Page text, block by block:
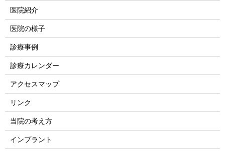
医院紹介
医院の様子
診療事例
診療カレンダー
アクセスマップ
リンク
当院の考え方
インプラント